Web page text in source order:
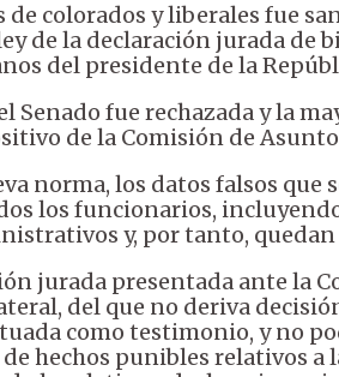
de colorados y liberales fue
de la declaración jurada de
del presidente de la
Senado fue rechazada y la
de la Comisión de
norma, los datos falsos que
los funcionarios,
y, por tanto,
jurada presentada ante la
del que no deriva
como testimonio, y no
hechos punibles relativos a